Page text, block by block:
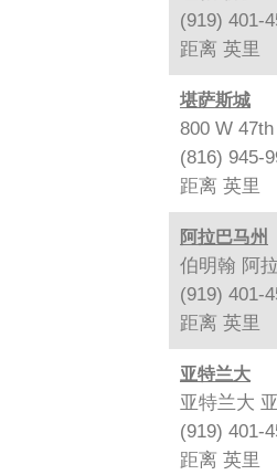
(919) 401-
距离 英里
堪萨斯城
800 W
(816) 945-
距离 英里
阿拉巴马州
伯明翰 阿
(919) 401-
距离 英里
亚特兰大
亚特兰大
(919) 401-
距离 英里